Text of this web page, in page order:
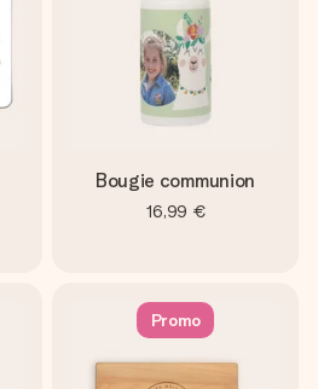
Bougie communion
16,99 €
Promo